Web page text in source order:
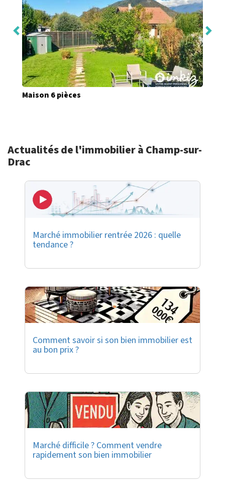
Maison 6 pièces
Actualités de l'immobilier à Champ-sur-
Drac
Marché immobilier rentrée 2026 : quelle
tendance ?
Comment savoir si son bien immobilier est
au bon prix ?
Marché difficile ? Comment vendre
rapidement son bien immobilier